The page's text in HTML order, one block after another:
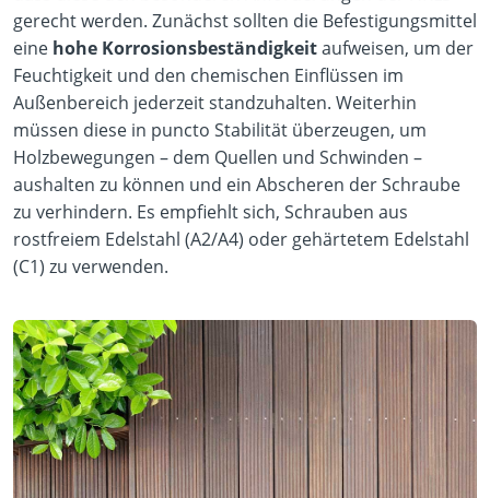
gerecht werden. Zunächst sollten die Befestigungsmittel
eine hohe Korrosionsbeständigkeitaufweisen, um der
Feuchtigkeit und den chemischen Einflüssen im
Außenbereich jederzeit standzuhalten. Weiterhin
müssen diese in puncto Stabilität überzeugen, um
Holzbewegungen – dem Quellen und Schwinden –
aushalten zu können und ein Abscheren der Schraube
zu verhindern. Es empfiehlt sich, Schrauben aus
rostfreiem Edelstahl (A2/A4) oder gehärtetem Edelstahl
(C1) zu verwenden.